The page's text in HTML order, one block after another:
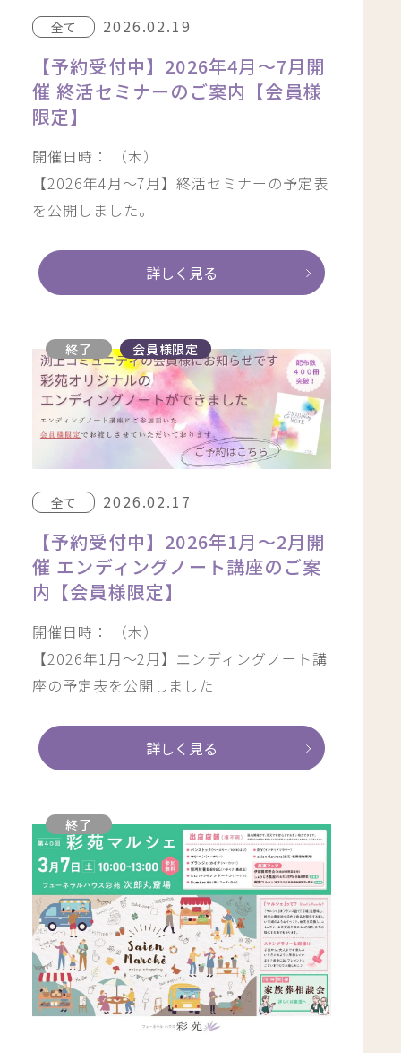
全て 2026.02.19
【予約受付中】2026年4月〜7月開
催 終活セミナーのご案内【会員様
限定】
開催日時： （木）
【2026年4月～7月】終活セミナーの予定表
を公開しました。
詳しく見る
終了 会員様限定
全て 2026.02.17
【予約受付中】2026年1月〜2月開
催 エンディングノート講座のご案
内【会員様限定】
開催日時： （木）
【2026年1月～2月】エンディングノート講
座の予定表を公開しました
詳しく見る
終了